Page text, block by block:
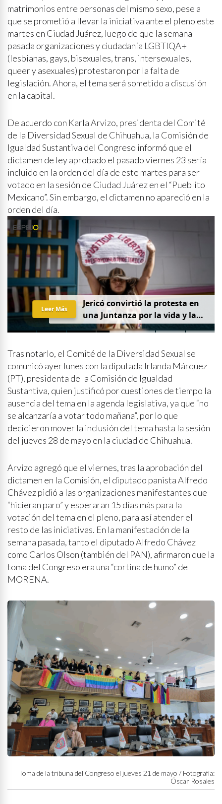
matrimonios entre personas del mismo sexo, pese a
que se prometió a llevar la iniciativa ante el pleno este
martes en Ciudad Juárez, luego de que la semana
pasada organizaciones y ciudadanía LGBTIQA+
(lesbianas, gays, bisexuales, trans, intersexuales,
queer y asexuales) protestaron por la falta de
legislación. Ahora, el tema será sometido a discusión
en la capital.
De acuerdo con Karla Arvizo, presidenta del Comité
de la Diversidad Sexual de Chihuahua, la Comisión de
Igualdad Sustantiva del Congreso informó que el
dictamen de ley aprobado el pasado viernes 23 sería
incluido en la orden del día de este martes para ser
votado en la sesión de Ciudad Juárez en el “Pueblito
Mexicano”. Sin embargo, el dictamen no apareció en la
orden del día.
Jericó convirtió la protesta en
una Juntanza por la vida y la
justicia
Leer Más
Tras notarlo, el Comité de la Diversidad Sexual se
comunicó ayer lunes con la diputada Irlanda Márquez
(PT), presidenta de la Comisión de Igualdad
Sustantiva, quien justificó por cuestiones de tiempo la
ausencia del tema en la agenda legislativa, ya que “no
se alcanzaría a votar todo mañana”, por lo que
decidieron mover la inclusión del tema hasta la sesión
del jueves 28 de mayo en la ciudad de Chihuahua.
Arvizo agregó que el viernes, tras la aprobación del
dictamen en la Comisión, el diputado panista Alfredo
Chávez pidió a las organizaciones manifestantes que
“hicieran paro” y esperaran 15 días más para la
votación del tema en el pleno, para así atender el
resto de las iniciativas. En la manifestación de la
semana pasada, tanto el diputado Alfredo Chávez
como Carlos Olson (también del PAN), afirmaron que la
toma del Congreso era una “cortina de humo” de
MORENA.
Toma de la tribuna del Congreso el jueves 21 de mayo / Fotografía:
Óscar Rosales